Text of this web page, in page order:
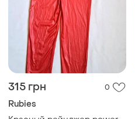
315 грн 0
Rubies